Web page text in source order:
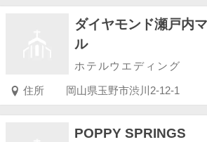
ダイヤモンド瀬戸内
ル
ホテルウエディング
住所 岡山県玉野市渋川2-12-1
POPPY SPRINGS